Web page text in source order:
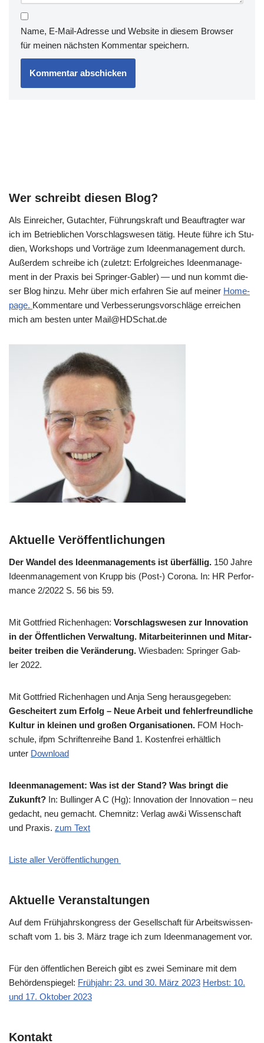
Name, E-Mail-Adresse und Website in diesem Browser
für meinen nächsten Kommentar speichern.
Wer schreibt diesen Blog?
Als Ein­rei­cher, Gut­ach­ter, Füh­rungs­kraft und Beauf­trag­ter war
ich im Betrieb­li­chen Vor­schlags­we­sen tätig. Heu­te füh­re ich Stu­
di­en, Work­shops und Vor­trä­ge zum Ideen­ma­nage­ment durch.
Außer­dem schrei­be ich (zuletzt: Erfolg­rei­ches Ideen­ma­nage­
ment in der Pra­xis bei Sprin­ger-Gab­ler) — und nun kommt die­
ser Blog hin­zu. Mehr über mich erfah­ren Sie auf mei­ner Home­
page. Kom­men­ta­re und Ver­bes­se­rungs­vor­schlä­ge errei­chen
mich am besten unter Mail@​HDSchat.​de
Aktuelle Veröffentlichungen
Der Wan­del des Ideen­ma­nage­ments ist über­fäl­lig. 150 Jah­re
Ideen­ma­nage­ment von Krupp bis (Post-) Coro­na. In: HR Per­for­
mance 2/​2022 S. 56 bis 59.
Mit Gott­fried Richen­ha­gen: Vor­schlags­we­sen zur Inno­va­ti­on
in der Öffent­li­chen Ver­wal­tung. Mit­ar­bei­te­rin­nen und Mit­ar­
bei­ter trei­ben die Ver­än­de­rung. Wies­ba­den: Sprin­ger Gab­
ler 2022.
Mit Gott­fried Richen­ha­gen und Anja Seng her­aus­ge­ge­ben:
Geschei­tert zum Erfolg – Neue Arbeit und feh­ler­freund­li­che
Kul­tur in klei­nen und gro­ßen Orga­ni­sa­tio­nen. FOM Hoch­
schu­le, ifpm Schrif­ten­rei­he Band 1. Kosten­frei erhält­lich
unter Down­load
Ideen­ma­nage­ment: Was ist der Stand? Was bringt die
Zukunft? In: Bul­lin­ger A C (Hg): Inno­va­ti­on der Inno­va­ti­on – neu
gedacht, neu gemacht. Chem­nitz: Ver­lag aw&i Wis­sen­schaft
und Pra­xis. zum Text
Liste aller Veröffentlichungen
Aktuelle Veranstaltungen
Auf dem Früh­jahrs­kon­gress der Gesell­schaft für Arbeits­wis­sen­
schaft vom 1. bis 3. März tra­ge ich zum Ideen­ma­nage­ment vor.
Für den öffent­li­chen Bereich gibt es zwei Semi­na­re mit dem
Behör­den­spie­gel: Früh­jahr: 23. und 30. März 2023 Herbst: 10.
und 17. Okto­ber 2023
Kontakt